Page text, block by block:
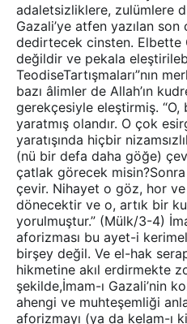
adaletsizliklere, zulümlere
Gazali’ye atfen yazılan son
dedirtecek cinsten. Elbette
değildir ve pekala
TeodiseTartışmaları”nın
bazı âlimler de Allah’ın
gerekçesiyle eleştirmiş.
yaratmış olandır. O çok
yaratışında hiçbir
(nü bir defa daha göğe)
çatlak görecek
çevir. Nihayet o göz, hor
dönecektir ve o, artık bir
yorulmuştur.” (Mülk/3-4)
aforizması bu ayet-i
birşey değil. Ve el-hak
hikmetine akıl erdirmekte
şekilde,İmam-ı Gazali’nin
ahengi ve muhteşemliği
aforizmayı (ya da kelam-ı